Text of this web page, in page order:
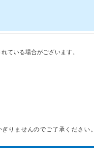
ている場合がございます。
りませんのでご了承ください。